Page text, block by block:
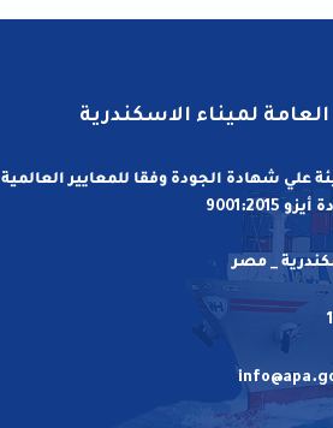
العامة لميناء الاسكندرية
علي شهادة الجودة وفقا للمعايير العالمية
9001:2015
_ مصر